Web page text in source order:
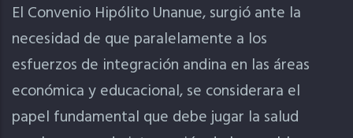
El Convenio Hipólito Unanue, surgió ante la
necesidad de que paralelamente a los
esfuerzos de integración andina en las áreas
económica y educacional, se considerara el
papel fundamental que debe jugar la salud